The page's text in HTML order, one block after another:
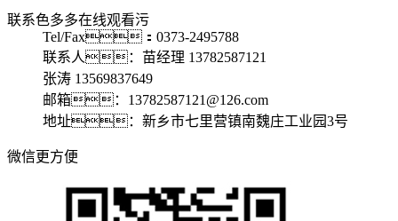
联系色多多在线观看污
Tel/Fax：0373-2495788
联系人：苗经理 13782587121
张涛 13569837649
邮箱：13782587121@126.com
地址：新乡市七里营镇南魏庄工业园3号
微信更方便